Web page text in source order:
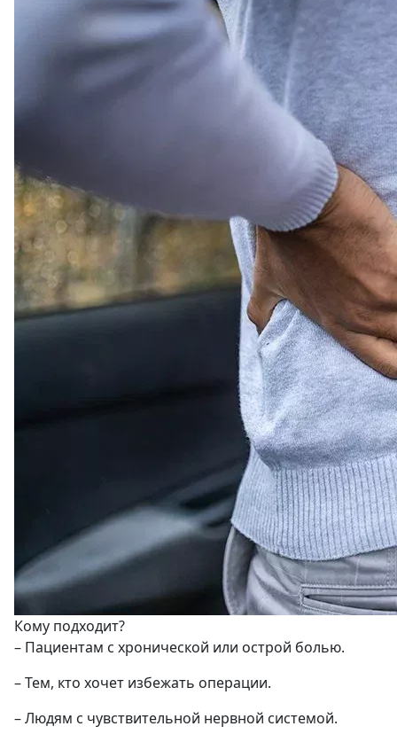
Кому подходит?
– Пациентам с хронической или острой болью.
– Тем, кто хочет избежать операции.
– Людям с чувствительной нервной системой.